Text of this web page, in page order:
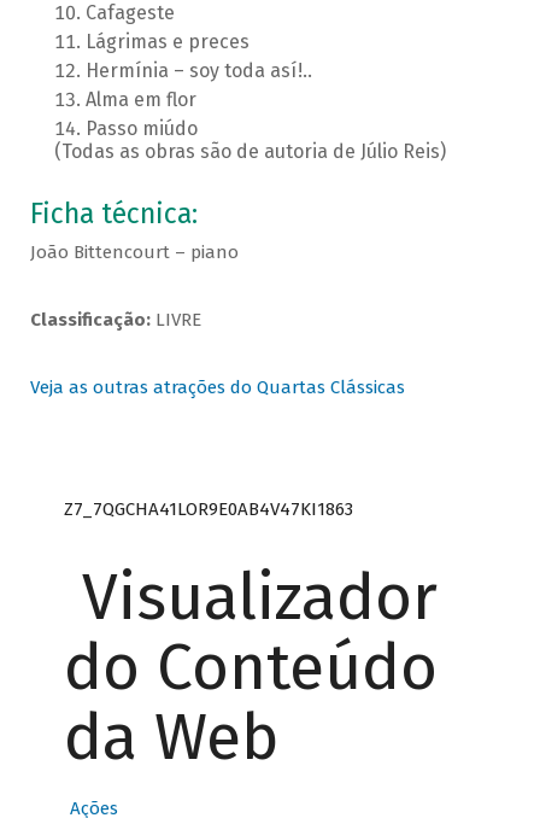
Cafageste
Lágrimas e preces
Hermínia – soy toda así!..
Alma em flor
Passo miúdo
(Todas as obras são de autoria de Júlio Reis)
Ficha técnica:
João Bittencourt – piano
Classificação:LIVRE
Veja as outras atrações do Quartas Clássicas
Z7_7QGCHA41LOR9E0AB4V47KI1863
Visualizador
do Conteúdo
da Web
Ações